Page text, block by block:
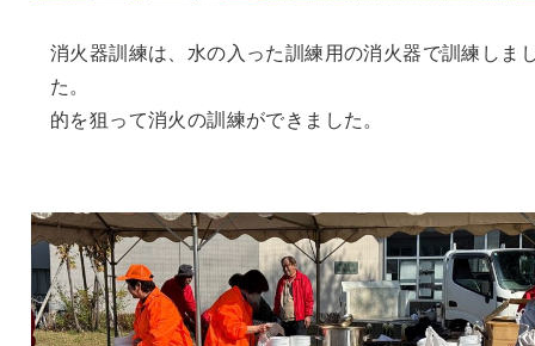
消火器訓練は、水の入った訓練用の消火器で訓練しま
た。
的を狙って消火の訓練ができました。